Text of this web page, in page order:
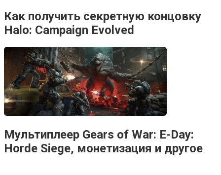
Как получить секретную концовку
Halo: Campaign Evolved
Мультиплеер Gears of War: E-Day:
Horde Siege, монетизация и другое